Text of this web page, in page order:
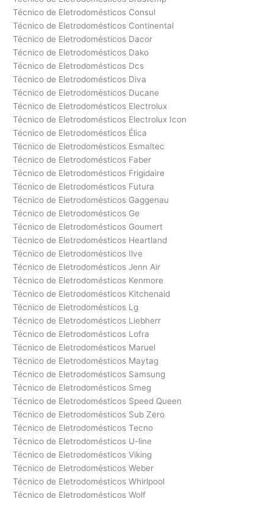
Técnico de Eletrodomésticos Consul
Técnico de Eletrodomésticos Continental
Técnico de Eletrodomésticos Dacor
Técnico de Eletrodomésticos Dako
Técnico de Eletrodomésticos Dcs
Técnico de Eletrodomésticos Diva
Técnico de Eletrodomésticos Ducane
Técnico de Eletrodomésticos Electrolux
Técnico de Eletrodomésticos Electrolux Icon
Técnico de Eletrodomésticos Élica
Técnico de Eletrodomésticos Esmaltec
Técnico de Eletrodomésticos Faber
Técnico de Eletrodomésticos Frigidaire
Técnico de Eletrodomésticos Futura
Técnico de Eletrodomésticos Gaggenau
Técnico de Eletrodomésticos Ge
Técnico de Eletrodomésticos Goumert
Técnico de Eletrodomésticos Heartland
Técnico de Eletrodomésticos Ilve
Técnico de Eletrodomésticos Jenn Air
Técnico de Eletrodomésticos Kenmore
Técnico de Eletrodomésticos Kitchenaid
Técnico de Eletrodomésticos Lg
Técnico de Eletrodomésticos Liebherr
Técnico de Eletrodomésticos Lofra
Técnico de Eletrodomésticos Maruel
Técnico de Eletrodomésticos Maytag
Técnico de Eletrodomésticos Samsung
Técnico de Eletrodomésticos Smeg
Técnico de Eletrodomésticos Speed Queen
Técnico de Eletrodomésticos Sub Zero
Técnico de Eletrodomésticos Tecno
Técnico de Eletrodomésticos U-line
Técnico de Eletrodomésticos Viking
Técnico de Eletrodomésticos Weber
Técnico de Eletrodomésticos Whirlpool
Técnico de Eletrodomésticos Wolf